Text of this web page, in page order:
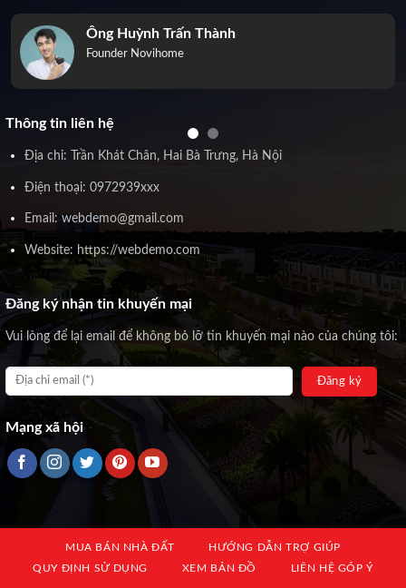
Ông Huỳnh Trấn Thành
Founder Novihome
Thông tin liên hệ
Địa chỉ: Trần Khát Chân, Hai Bà Trưng, Hà Nội
Điện thoại: 0972939xxx
Email: webdemo@gmail.com
Website: https://webdemo.com
Đăng ký nhận tin khuyến mại
Vui lòng để lại email để không bỏ lỡ tin khuyến mại nào của chúng tôi:
Mạng xã hội
MUA BÁN NHÀ ĐẤT
HƯỚNG DẪN TRỢ GIÚP
QUY ĐỊNH SỬ DỤNG
XEM BẢN ĐỒ LIÊN HỆ GÓP Ý